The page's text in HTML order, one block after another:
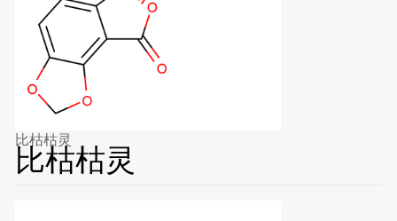
比枯枯灵
比枯枯灵